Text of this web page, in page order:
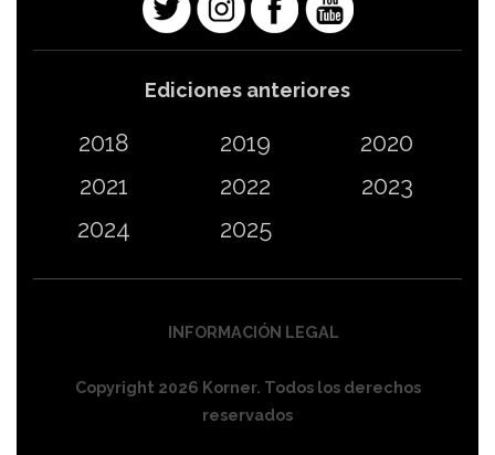
Ediciones anteriores
2018 2019
2020
2021
2022
2023
2024
2025
INFORMACIÓN LEGAL
Copyright 2026 Korner. Todos los derechos
reservados